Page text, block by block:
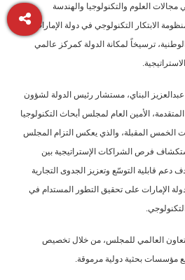
العلوم والتكنولوجيا والهندسة
الابتكار التكنولوجي في دولة الإمارات، من
ترسيخاً لمكانة الدولة كمركز عالمي
البناي، مستشار رئيس الدولة لشؤون
المتقدمة، الأمين العام لمجلس أبحاث التكنولوجيا
الخمس المقبلة، والذي يعكس التزام المجلس
فرص الشراكات الإستراتيجية بين
دعم قابلية التوسّع وتعزيز الجدوى التجارية
دولة الإمارات على تحقيق التطور المستدام في
العالمي للمجلس، من خلال تخصيص
مؤسسات بحثية دولية مرموقة.